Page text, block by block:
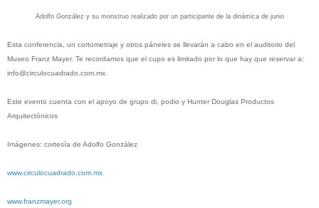
Adolfo González y su monstruo realizado por un participante de la dinámica de junio
Esta conferencia, un cortometraje y otros páneles se llevarán a cabo en el auditorio del
Museo Franz Mayer. Te recordamos que el cupo es limitado por lo que hay que reservar a:
info@circulocuadrado.com.mx.
Este evento cuenta con el apoyo de grupo di, podio y Hunter Douglas Productos
Arquitectónicos
Imágenes: cortesía de Adolfo González
www.circulocuadrado.com.mx
www.franzmayer.org